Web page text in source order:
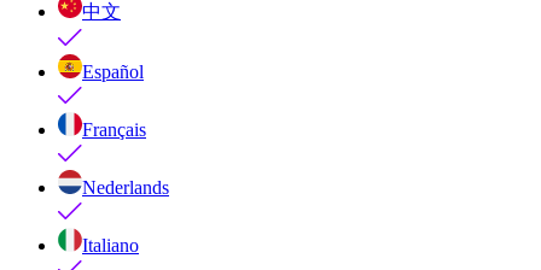
中文
Español
Français
Nederlands
Italiano